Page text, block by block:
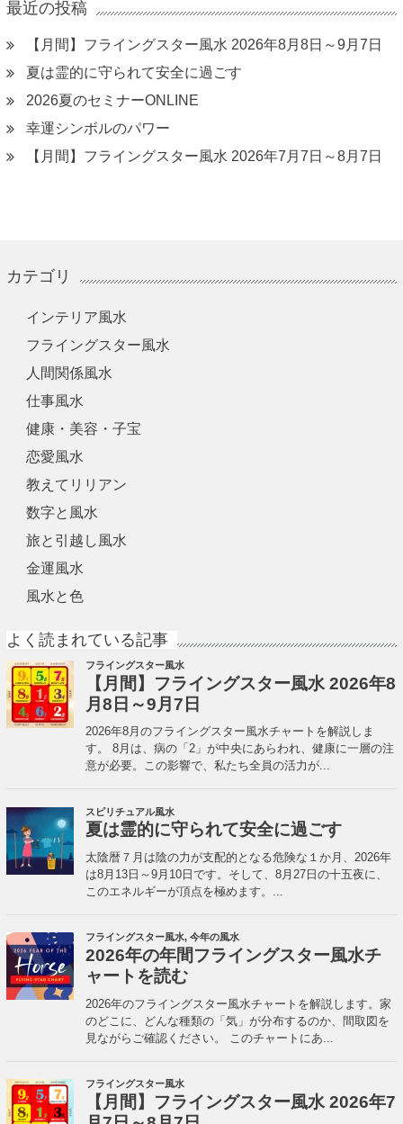
最近の投稿
【月間】フライングスター風水 2026年8月8日～9月7日
夏は霊的に守られて安全に過ごす
2026夏のセミナーONLINE
幸運シンボルのパワー
【月間】フライングスター風水 2026年7月7日～8月7日
カテゴリ
インテリア風水
フライングスター風水
人間関係風水
仕事風水
健康・美容・子宝
恋愛風水
教えてリリアン
数字と風水
旅と引越し風水
金運風水
風水と色
よく読まれている記事